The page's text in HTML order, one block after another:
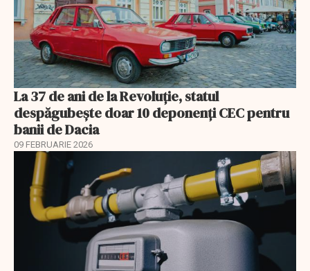
La 37 de ani de la Revoluție, statul
despăgubește doar 10 deponenți CEC pentru
banii de Dacia
09 FEBRUARIE 2026